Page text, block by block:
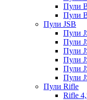
Пули
Пули
Пули JSB
Пули
Пули
Пули
Пули
Пули
Пули
Пули Rifle
Rifle